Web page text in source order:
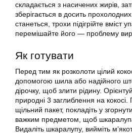
складається з насичених жирів,
зберігається в досить
станеться, трохи підігрійте вміст
перемішайте його — проблему
Як готувати
Перед тим як розколоти цілий
допомогою шила або надійного
дірочку, щоб злити рідину.
природні 3 заглиблення на кокосі.
щільний пакет, покладіть у
важким предметом, щоб
Видаліть шкаралупу, вийміть